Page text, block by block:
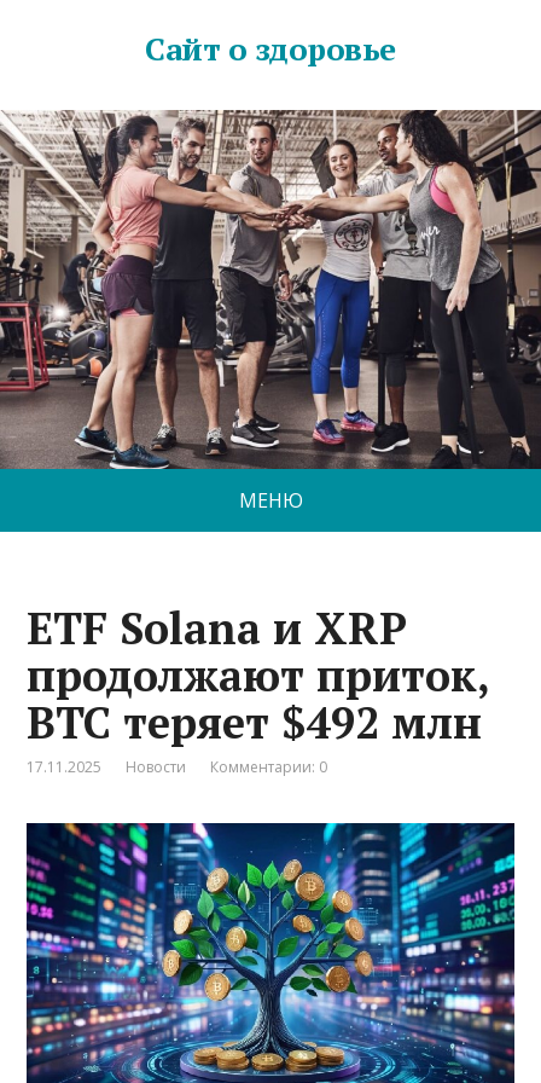
Сайт о здоровье
МЕНЮ
ETF Solana и XRP
продолжают приток,
BTC теряет $492 млн
17.11.2025 Новости Комментарии: 0